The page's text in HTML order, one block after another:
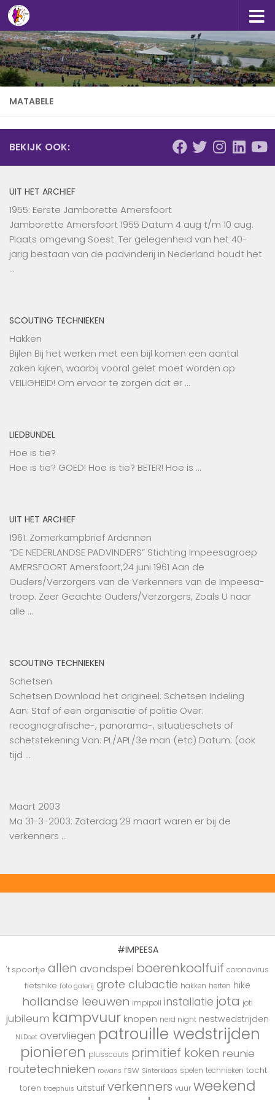
Doorgaan naar inhoud
MATABELE
BEKIJK OOK:
UIT HET ARCHIEF
1955: Eerste Jamborette Amersfoort
Jamborette Amersfoort 1955 Datum 4 aug t/m 10 aug.
Plaats omgeving Soest. Ter gelegenheid van het 40-
jarig bestaan van de padvinderij in Nederland houdt het
…
SCOUTING TECHNIEKEN
Hakken
Bijlen Bij het werken met een bijl komen een aantal
zaken kijken, waarbij vooral gelet moet worden op
VEILIGHEID! Om ervoor te zorgen dat er …
LIEDBUNDEL
Hoe is tie?
Hoe is tie? GOED! Hoe is tie? BETER! Hoe is …
UIT HET ARCHIEF
1961: Zomerkampbrief Ardennen
“DE NEDERLANDSE PADVINDERS” Stichting Impeesagroep
AMERSFOORT Amersfoort,24 juni 1961 Aan de
Ouders/Verzorgers van de Verkenners van de Impeesa-
troep. Zeer Geachte Ouders/Verzorgers, Zoals U naar
alle …
SCOUTING TECHNIEKEN
Schetsen
Schetsen Download het origineel: Schetsen Indeling
Aan: Staf of een organisatie of politie Over:
recognografische-, panorama-, situatieschets of
schetstekening Van: PL/APL/3e man (etc) Datum: (ook
tijd …
Maart 2003
Ma 31-3-2003: Zaterdag 29 maart waren er bij de
verkenners …
#IMPEESA
't spoortje allen avondspel boerenkoolfuif coronavirus
fietshike foto galerij grote clubactie hakken herten hike
hollandse leeuwen impipoll installatie jota joti
jubileum kampvuur knopen nerd night nestwedstrijden
NLDoet overvliegen patrouille wedstrijden
pionieren plusscouts primitief koken reunie
routetechnieken rowans rsw Sinterklaas spelen technieken tocht
toren troephuis uitstuif verkenners vuur weekend